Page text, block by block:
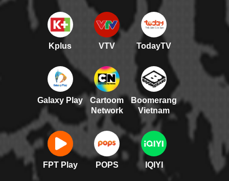
Kplus VTV TodayTV
Galaxy Play
Cartoom
Network
Boomerang
Vietnam
FPT Play POPS IQIYI